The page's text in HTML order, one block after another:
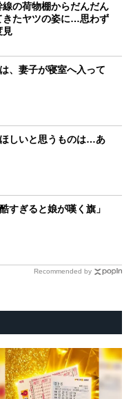
線の荷物棚からだんだん
きたヤツの姿に…思わず
見
、妻子が寝室へ入って
しいと思うものは…あ
すぎると娘が嘆く旗」
Recommended by